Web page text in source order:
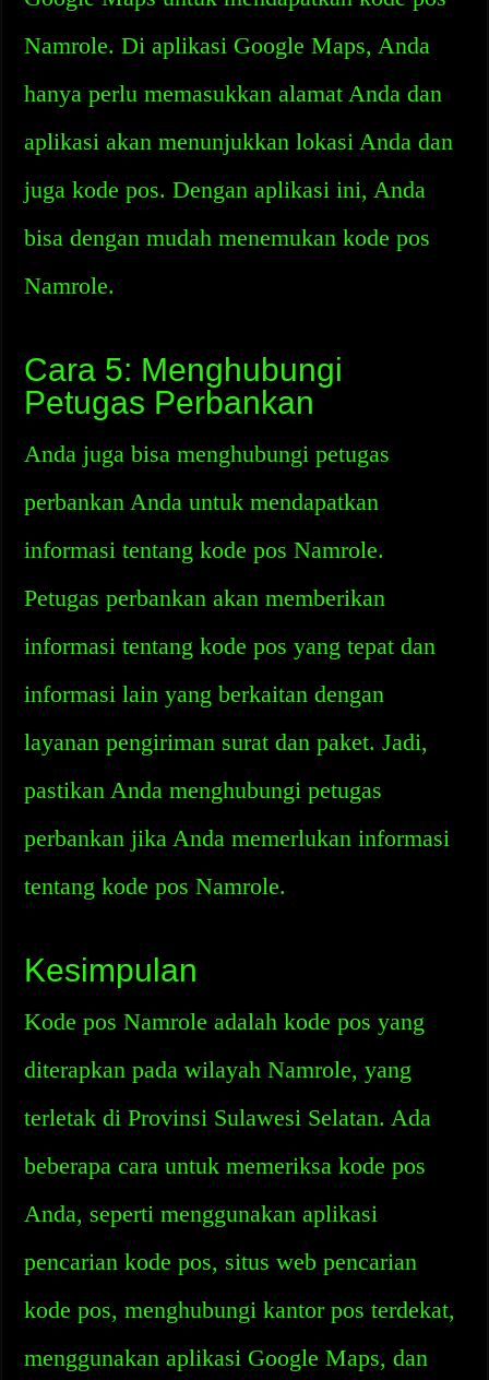
Namrole. Di aplikasi Google Maps, Anda
hanya perlu memasukkan alamat Anda dan
aplikasi akan menunjukkan lokasi Anda dan
juga kode pos. Dengan aplikasi ini, Anda
bisa dengan mudah menemukan kode pos
Namrole.
Cara 5: Menghubungi
Petugas Perbankan
Anda juga bisa menghubungi petugas
perbankan Anda untuk mendapatkan
informasi tentang kode pos Namrole.
Petugas perbankan akan memberikan
informasi tentang kode pos yang tepat dan
informasi lain yang berkaitan dengan
layanan pengiriman surat dan paket. Jadi,
pastikan Anda menghubungi petugas
perbankan jika Anda memerlukan informasi
tentang kode pos Namrole.
Kesimpulan
Kode pos Namrole adalah kode pos yang
diterapkan pada wilayah Namrole, yang
terletak di Provinsi Sulawesi Selatan. Ada
beberapa cara untuk memeriksa kode pos
Anda, seperti menggunakan aplikasi
pencarian kode pos, situs web pencarian
kode pos, menghubungi kantor pos terdekat,
menggunakan aplikasi Google Maps, dan